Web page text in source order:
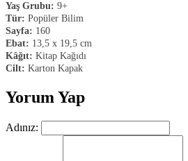
Yaş Grubu: 9+
Tür: Popüler Bilim
Sayfa: 160
Ebat: 13,5 x 19,5 cm
Kâğıt: Kitap Kağıdı
Cilt: Karton Kapak
Yorum Yap
Adınız: